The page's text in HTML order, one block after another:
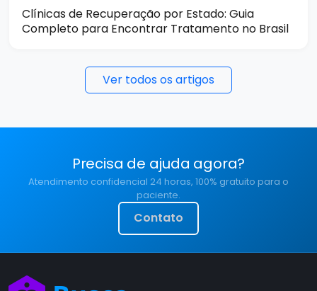
Clínicas de Recuperação por Estado: Guia
Completo para Encontrar Tratamento no Brasil
Ver todos os artigos
Precisa de ajuda agora?
Atendimento confidencial 24 horas, 100% gratuito para o
paciente.
Contato